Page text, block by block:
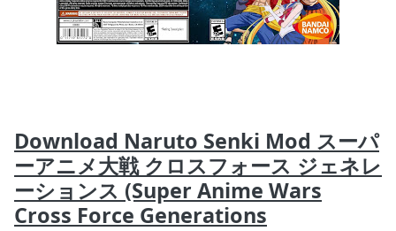
Download Naruto Senki Mod スーパ
ーアニメ大戦 クロスフォース ジェネレ
ーションス (Super Anime Wars
Cross Force Generations